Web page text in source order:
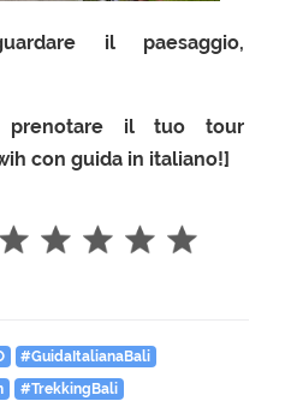
il paesaggio,
prenotare il tuo tour
con guida in italiano!]
#GuidaItalianaBali
#TrekkingBali